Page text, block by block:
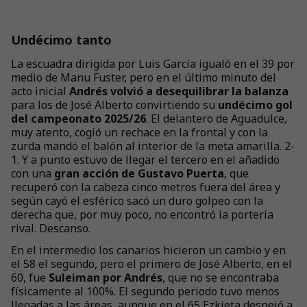
Undécimo tanto
La escuadra dirigida por Luis García igualó en el 39 por
medio de Manu Fuster, pero en el último minuto del
acto inicial Andrés volvió a desequilibrar la balanza
para los de José Alberto convirtiendo su undécimo gol
del campeonato 2025/26. El delantero de Aguadulce,
muy atento, cogió un rechace en la frontal y con la
zurda mandó el balón al interior de la meta amarilla. 2-
1. Y a punto estuvo de llegar el tercero en el añadido
con una gran acción de Gustavo Puerta, que
recuperó con la cabeza cinco metros fuera del área y
según cayó el esférico sacó un duro golpeo con la
derecha que, por muy poco, no encontró la portería
rival. Descanso.
En el intermedio los canarios hicieron un cambio y en
el 58 el segundo, pero el primero de José Alberto, en el
60, fue Suleiman por Andrés, que no se encontraba
físicamente al 100%. El segundo periodo tuvo menos